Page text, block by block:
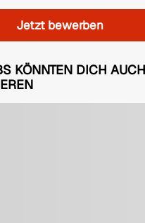
Jetzt bewerben
KÖNNTEN DICH AUCH